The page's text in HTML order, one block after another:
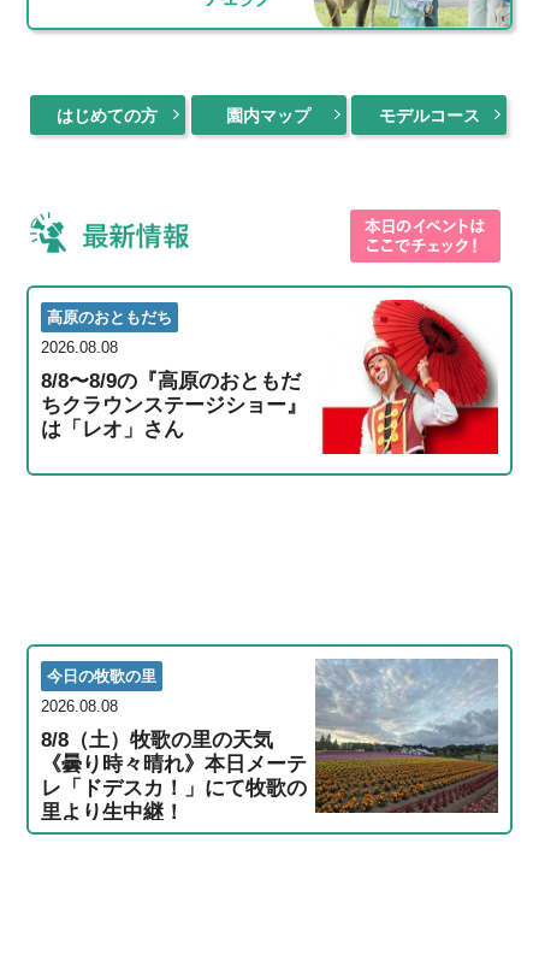
はじめての方 園内マップ モデルコース
高原のおともだち
2026.08.08
8/8〜8/9の『高原のおともだ
ちクラウンステージショー』
は「レオ」さん
今日の牧歌の里
2026.08.08
8/8（土）牧歌の里の天気
《曇り時々晴れ》本日メーテ
レ「ドデスカ！」にて牧歌の
里より生中継！